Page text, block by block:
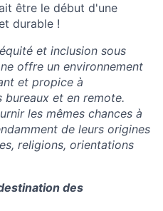
être le début d'une
durable !
et inclusion sous
offre un environnement
et propice à
bureaux et en remote.
les mêmes chances à
de leurs origines
religions, orientations
des